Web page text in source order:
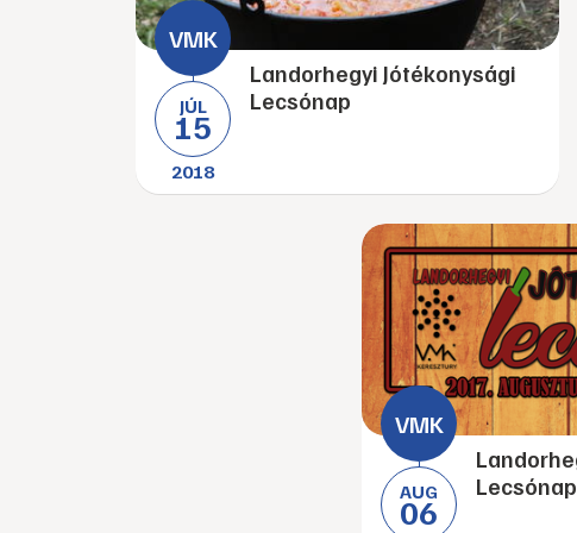
JÚL
15
2018
Landorhegyi Jótékonysági
Lecsónap
AUG
06
Lecsónap